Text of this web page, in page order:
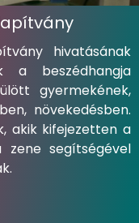
hivatásának
a beszédhangja
gyermekének,
növekedésben.
akik kifejezetten a
zene segítségével